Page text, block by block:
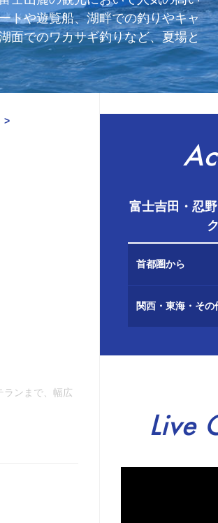
トや遊覧船、湖畔での釣りやキャ
面でのワカサギ釣りなど、夏場と
ランまで、幅広
富士吉田・忍
首都圏から
関西・東海・その
Live